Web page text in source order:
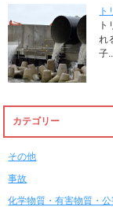
ト
ト
れ
子...
カテゴリー
その他
事故
化学物質・有害物質・